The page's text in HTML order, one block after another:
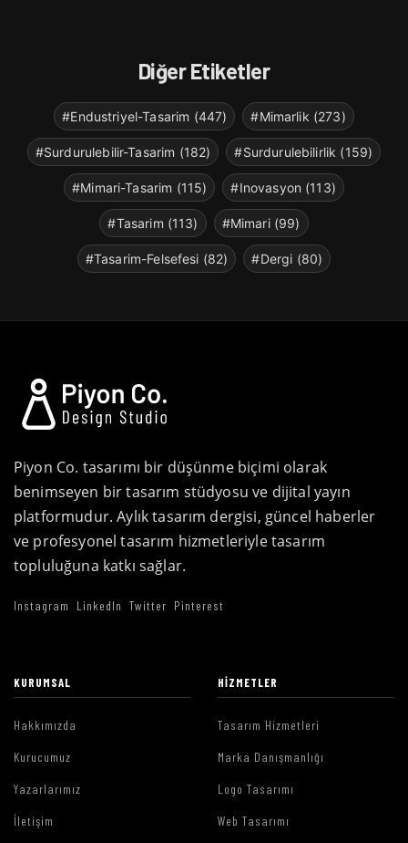
Diğer Etiketler
#Endustriyel-Tasarim (447) #Mimarlik (273)
#Surdurulebilir-Tasarim (182) #Surdurulebilirlik (159)
#Mimari-Tasarim (115) #Inovasyon (113)
#Tasarim (113) #Mimari (99)
#Tasarim-Felsefesi (82) #Dergi (80)
Piyon Co. tasarımı bir düşünme biçimi olarak
benimseyen bir tasarım stüdyosu ve dijital yayın
platformudur. Aylık tasarım dergisi, güncel haberler
ve profesyonel tasarım hizmetleriyle tasarım
topluluğuna katkı sağlar.
Instagram LinkedIn Twitter Pinterest
KURUMSAL
Hakkımızda
Kurucumuz
Yazarlarımız
İletişim
HIZMETLER
Tasarım Hizmetleri
Marka Danışmanlığı
Logo Tasarımı
Web Tasarımı